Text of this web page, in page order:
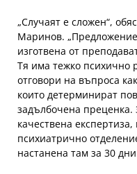
„Случаят е сложен“,
Маринов.
изготвена от
Тя има тежко психично
отговори на въпроса
които детерминират
задълбочена преценка.
качествена
психиатрично
настанена там за 30